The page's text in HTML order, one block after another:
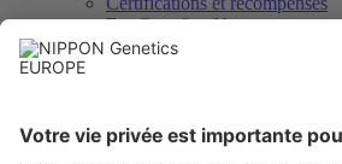
FastGene® − Notre marque
Distributeurs
Savoir, téléchargements et service
Certificats d’analyse